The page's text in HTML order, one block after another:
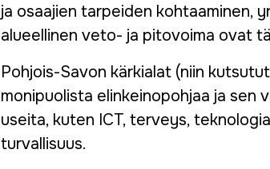
ja osaajien tarpeiden kohtaaminen,
alueellinen veto- ja pitovoima ovat
Pohjois-Savon kärkialat (niin
monipuolista elinkeinopohjaa ja sen
useita, kuten ICT, terveys,
turvallisuus.